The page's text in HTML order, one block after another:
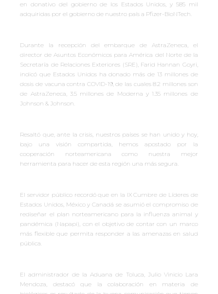
en donativo del gobierno de los Estados Unidos, y 585 mil
adquiridas por el gobierno de nuestro país a Pfizer-BioNTech.
Durante la recepción del embarque de AstraZeneca, el
director de Asuntos Económicos para América del Norte de la
Secretaría de Relaciones Exteriores (SRE), Farid Hannan Goyri,
indicó que Estados Unidos ha donado más de 13 millones de
dosis de vacuna contra COVID-19, de las cuales 8.2 millones son
de AstraZeneca, 3.5 millones de Moderna y 1.35 millones de
Johnson & Johnson.
Resaltó que, ante la crisis, nuestros países se han unido y hoy,
bajo una visión compartida, hemos apostado por la
cooperación norteamericana como nuestra mejor
herramienta para hacer de esta región una más segura.
El servidor público recordó que en la IX Cumbre de Líderes de
Estados Unidos, México y Canadá se asumió el compromiso de
rediseñar el plan norteamericano para la influenza animal y
pandémica (Napapi), con el objetivo de contar con un marco
más flexible que permita responder a las amenazas en salud
pública.
El administrador de la Aduana de Toluca, Julio Vinicio Lara
Mendoza, destacó que la colaboración en materia de